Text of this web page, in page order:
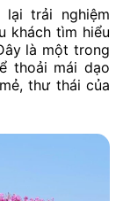
lại trải nghiệm
khách tìm hiểu
là một trong
thoải mái dạo
thư thái của